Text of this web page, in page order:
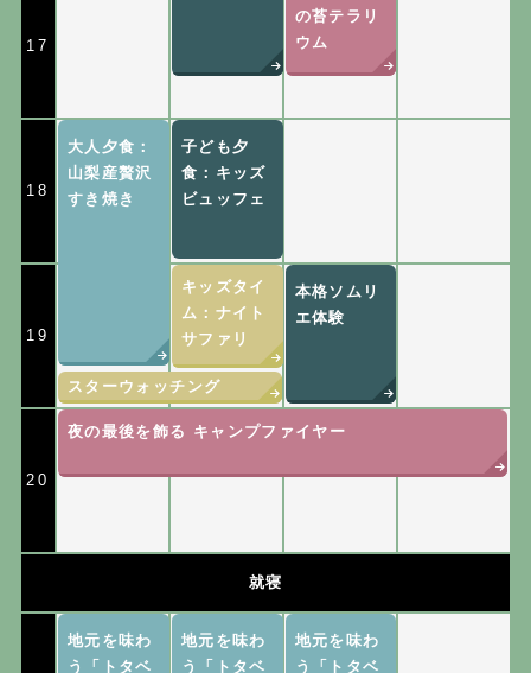
17
18
19
20
就寝
の苔テラリ
ウム
大人夕食：
山梨産贅沢
すき焼き
子ども夕
食：キッズ
ビュッフェ
キッズタイ
ム：ナイト
サファリ
本格ソムリ
エ体験
スターウォッチング
夜の最後を飾る キャンプファイヤー
地元を味わ
う「トタベ
地元を味わ
う「トタベ
地元を味わ
う「トタベ